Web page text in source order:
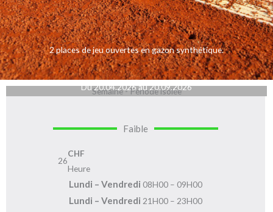
Du 20.04.2026 au 20.09.2026
2 places de jeu ouvertes en gazon synthétique.
Semaine - Période isolée
Faible
26
CHF
Heure
Lundi – Vendredi 08H00 – 09H00
Lundi – Vendredi 21H00 – 23H00